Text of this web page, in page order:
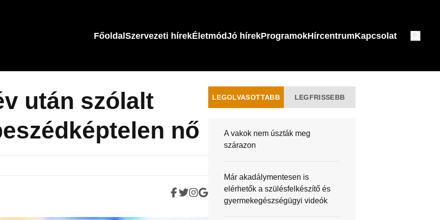
FőoldalSzervezeti hírekÉletmódJó hírekProgramokHírcentrumKapcsolat
után szólalt
nő
LEGOLVASOTTABB LEGFRISSEBB
A vakok nem úszták meg
szárazon
Már akadálymentesen is
elérhetők a szülésfelkészítő és
gyermekegészségügyi videók